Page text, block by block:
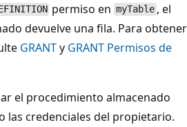
permiso en myTable , el
devuelve una fila. Para obtener
GRANTy GRANT Permisos de
el procedimiento almacenado
las credenciales del propietario.